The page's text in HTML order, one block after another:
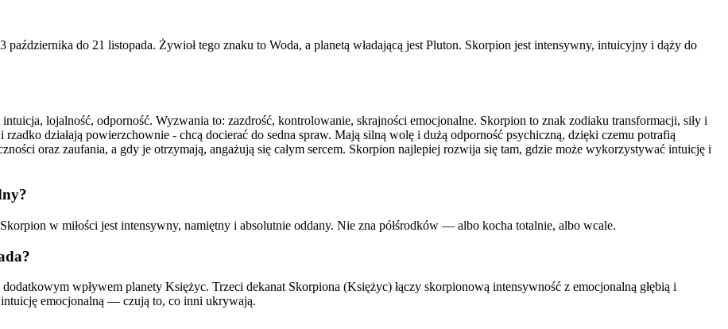
do 21 listopada. Żywioł tego znaku to Woda, a planetą władającą jest Pluton. Skorpion jest intensywny, intuicyjny i dąży do
lojalność, odporność. Wyzwania to: zazdrość, kontrolowanie, skrajności emocjonalne. Skorpion to znak zodiaku transformacji, siły i
działają powierzchownie - chcą docierać do sedna spraw. Mają silną wolę i dużą odporność psychiczną, dzięki czemu potrafią
oraz zaufania, a gdy je otrzymają, angażują się całym sercem. Skorpion najlepiej rozwija się tam, gdzie może wykorzystywać intuicję i
w miłości jest intensywny, namiętny i absolutnie oddany. Nie zna półśrodków — albo kocha totalnie, albo wcale.
wpływem planety Księżyc. Trzeci dekanat Skorpiona (Księżyc) łączy skorpionową intensywność z emocjonalną głębią i
emocjonalną — czują to, co inni ukrywają.